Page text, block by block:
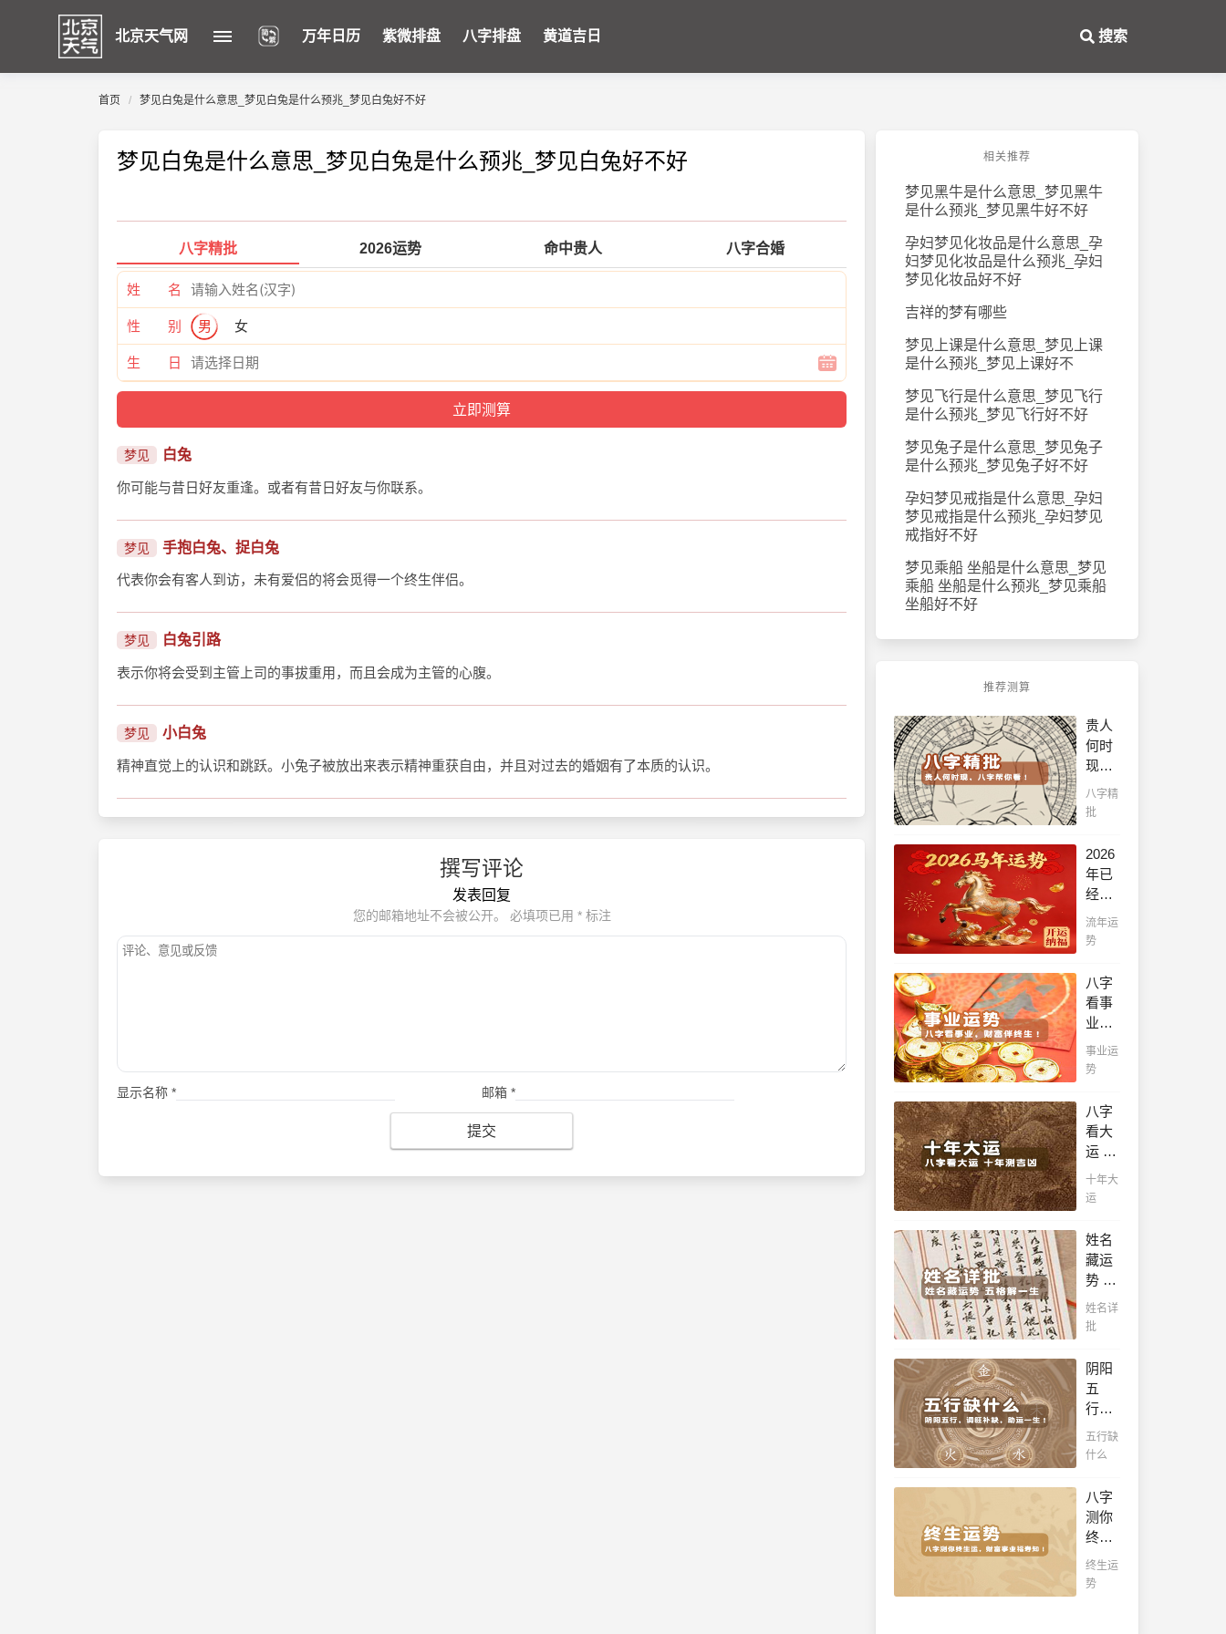
北京天气网 万年日历 紫微排盘 八字排盘 黄道吉日 搜索
首页 梦见白兔是什么意思_梦见白兔是什么预兆_梦见白兔好不好
梦见白兔是什么意思_梦见白兔是什么预兆_梦见白兔好不好
八字精批 2026运势 命中贵人 八字合婚
姓 名
性 别 男 女
生 日
梦见 白兔
你可能与昔日好友重逢。或者有昔日好友与你联系。
梦见 手抱白兔、捉白兔
代表你会有客人到访，未有爱侣的将会觅得一个终生伴侣。
梦见 白兔引路
表示你将会受到主管上司的事拔重用，而且会成为主管的心腹。
梦见 小白兔
精神直觉上的认识和跳跃。小兔子被放出来表示精神重获自由，并且对过去的婚姻有了本质的认识。
撰写评论
发表回复
您的邮箱地址不会被公开。 必填项已用 *标注
显示名称 * 邮箱 *
提交
相关推荐
梦见黑牛是什么意思_梦见黑牛
是什么预兆_梦见黑牛好不好
孕妇梦见化妆品是什么意思_孕
妇梦见化妆品是什么预兆_孕妇
梦见化妆品好不好
吉祥的梦有哪些
梦见上课是什么意思_梦见上课
是什么预兆_梦见上课好不
梦见飞行是什么意思_梦见飞行
是什么预兆_梦见飞行好不好
梦见兔子是什么意思_梦见兔子
是什么预兆_梦见兔子好不好
孕妇梦见戒指是什么意思_孕妇
梦见戒指是什么预兆_孕妇梦见
戒指好不好
梦见乘船 坐船是什么意思_梦见
乘船 坐船是什么预兆_梦见乘船
坐船好不好
推荐测算
贵人
何时
现，
八字
帮你
平阴
阳断
祸
八字
精批
一生
好命
运！
八字精
批
2026
年已
经到
来，
如何
把握
先
机，
避
凶，
弯
路，
点击
此处
查
流年运
势
八字
看事
业，
财富
伴终
哪日
出生
的人
最有
财官
之
十之
八九
是大
官或
富
解读
您的
事业
赋，
扭转
不利
困
局！！
事业运
势
八字
看大
运 十
年测
吉
十年
一运
卜吉
凶，
未来
命运
晓。
十年大
运
姓名
藏运
势 五
格解
一
姓名
判断
你一
生吉
凶，
你的
真的
适合
你
吗？
姓名详
批
阴阳
五
行，
调旺
补
助运
一
生！
通晓
五
行，
五行缺
什么
八字
测你
终生
运，
财富
终生运
势